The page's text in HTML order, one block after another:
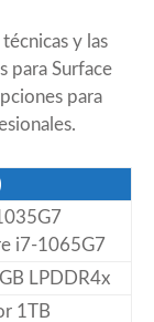
y las
para Surface
para
i7-1065G7
LPDDR4x
1TB